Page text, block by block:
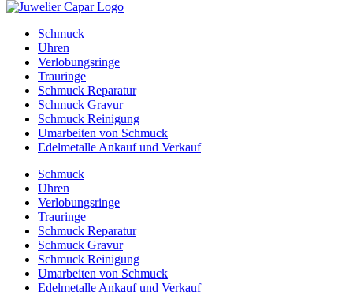
Schmuck
Uhren
Verlobungsringe
Trauringe
Schmuck Reparatur
Schmuck Gravur
Schmuck Reinigung
Umarbeiten von Schmuck
Edelmetalle Ankauf und Verkauf
Schmuck
Uhren
Verlobungsringe
Trauringe
Schmuck Reparatur
Schmuck Gravur
Schmuck Reinigung
Umarbeiten von Schmuck
Edelmetalle Ankauf und Verkauf